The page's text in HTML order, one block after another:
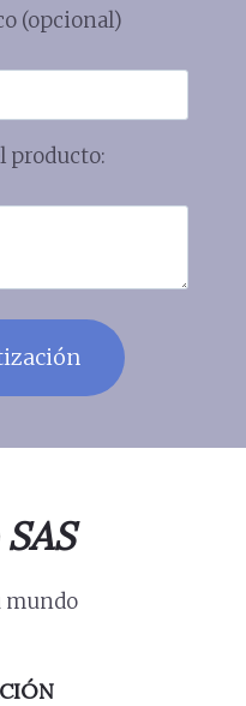
(opcional)
producto: